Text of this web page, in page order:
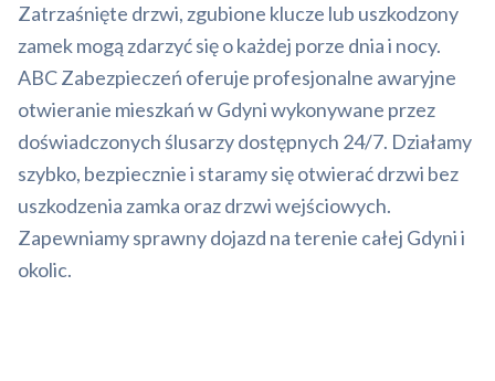
Zatrzaśnięte drzwi, zgubione klucze lub uszkodzony
zamek mogą zdarzyć się o każdej porze dnia i nocy.
ABC Zabezpieczeń oferuje profesjonalne awaryjne
otwieranie mieszkań w Gdyni wykonywane przez
doświadczonych ślusarzy dostępnych 24/7. Działamy
szybko, bezpiecznie i staramy się otwierać drzwi bez
uszkodzenia zamka oraz drzwi wejściowych.
Zapewniamy sprawny dojazd na terenie całej Gdyni i
okolic.